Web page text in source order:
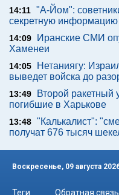
14:11 "А-Йом":
секретную информацию
14:09
Иранские СМИ
Хаменеи
14:05
Нетаниягу:
выведет войска до
13:49
Второй ракетный
погибшие в Харькове
13:48 "Калькалист":
получат 676 тысяч
Воскресенье, 09 августа
Теги Обратная связь